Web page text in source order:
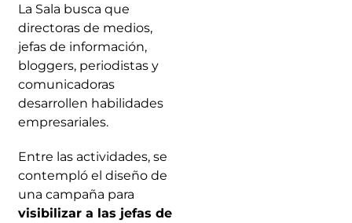
La Sala busca que
directoras de medios,
jefas de información,
bloggers, periodistas y
comunicadoras
desarrollen habilidades
empresariales.
Entre las actividades, se
contempló el diseño de
una campaña para
visibilizar a las jefas de